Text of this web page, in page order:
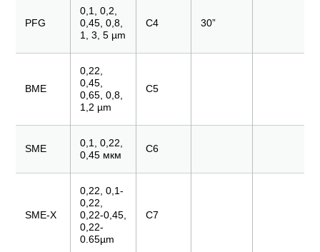
PFG
0,1, 0,2,
0,45, 0,8,
1, 3, 5 µm
C4 30”
BME
0,22,
0,45,
0,65, 0,8,
1,2 µm
C5
SME
0,1, 0,22,
0,45 мкм
C6
SME-X
0,22, 0,1-
0,22,
0,22-0,45,
0,22-
0.65µm
C7